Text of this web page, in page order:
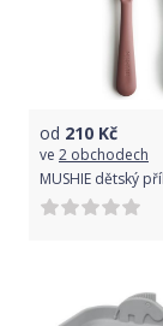
od 210 Kč
ve 2 obchodech